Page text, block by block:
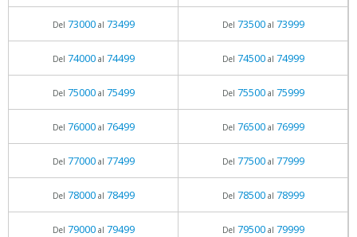
Del 73000al 73499 Del 73500al 73999
Del 74000al 74499 Del 74500al 74999
Del 75000al 75499 Del 75500al 75999
Del 76000al 76499 Del 76500al 76999
Del 77000al 77499 Del 77500al 77999
Del 78000al 78499 Del 78500al 78999
Del 79000al 79499 Del 79500al 79999